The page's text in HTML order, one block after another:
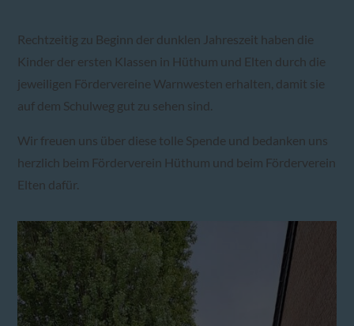
Rechtzeitig zu Beginn der dunklen Jahreszeit haben die
Kinder der ersten Klassen in Hüthum und Elten durch die
jeweiligen Fördervereine Warnwesten erhalten, damit sie
auf dem Schulweg gut zu sehen sind.
Wir freuen uns über diese tolle Spende und bedanken uns
herzlich beim Förderverein Hüthum und beim Förderverein
Elten dafür.